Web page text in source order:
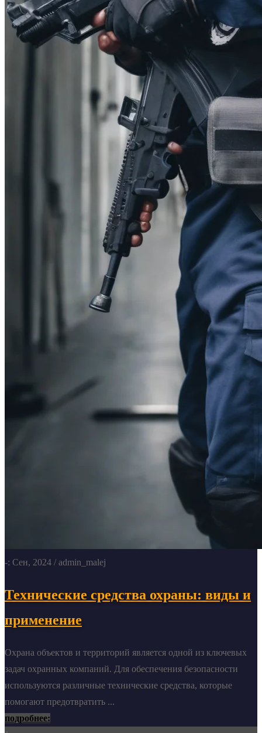
-: Сен, 2024 / admin_malej
Технические средства охраны: виды и
применение
Охрана объектов и территорий является одной из ключевых
задач охранных компаний. Для обеспечения безопасности
используются различные технические средства, которые
помогают предотвратить ...
подробнее: